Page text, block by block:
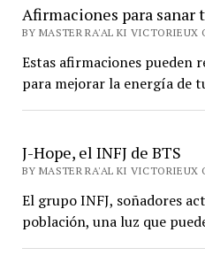
Afirmaciones para sanar
BY MASTER RA'AL KI VICTORIEUX
Estas afirmaciones pueden
para mejorar la energía de
J-Hope, el INFJ de BTS
BY MASTER RA'AL KI VICTORIEUX
El grupo INFJ, soñadores
población, una luz que